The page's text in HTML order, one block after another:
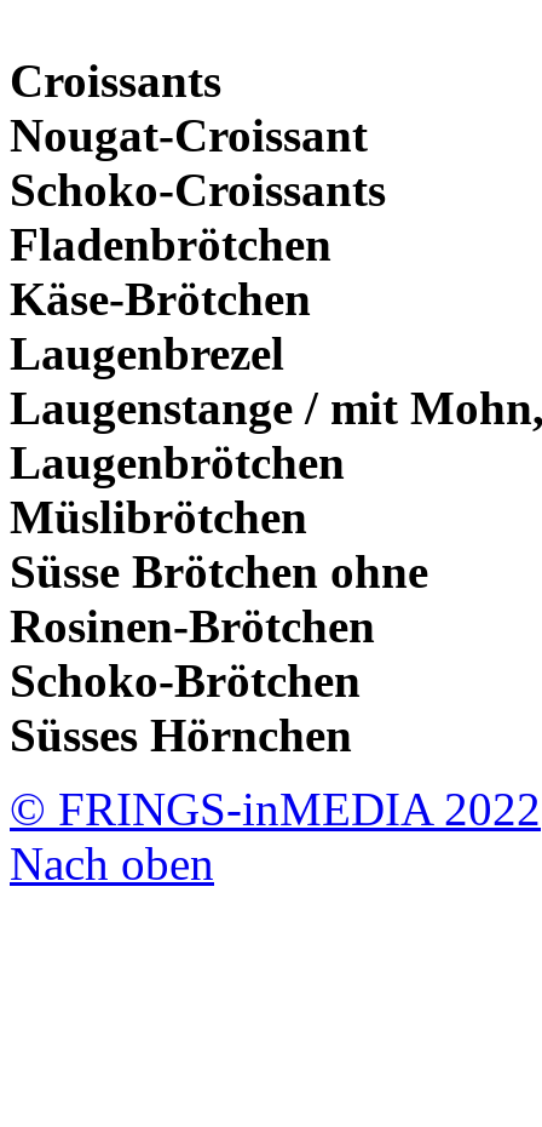
Croissants
Nougat-Croissant
Schoko-Croissants
Fladenbrötchen
Käse-Brötchen
Laugenbrezel
Laugenstange / mit
Laugenbrötchen
Müslibrötchen
Süsse Brötchen ohne
Rosinen-Brötchen
Schoko-Brötchen
Süsses Hörnchen
© FRINGS-inMEDIA 2022
Nach oben